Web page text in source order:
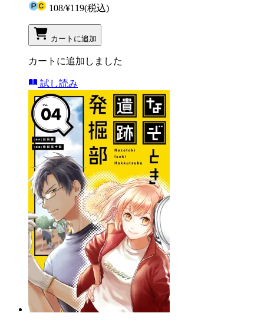
108/¥119(税込)
カートに追加
カートに追加しました
試し読み